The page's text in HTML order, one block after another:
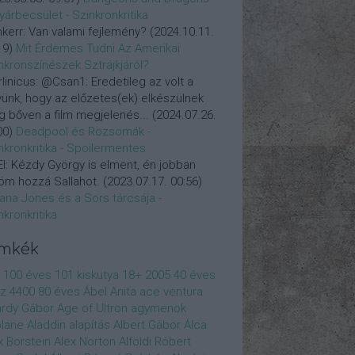
- Szinkronkritika
Van valami fejlemény? (2024.10.11.
) Mit Érdemes Tudni Az Amerikai
Sztrájkjáról?
@Csan1: Eredetileg az volt a
hogy az előzetes(ek) elkészülnek
bőven a film megjelenés... (2024.07.26.
) Deadpool és Rozsomák -
- Spoilermentes
Kézdy György is elment, én jobban
hozzá Sallahot. (2023.07.17. 00:56)
Jones és a Sors tárcsája -
100 éves 101 kiskutya 18+ 2005 40 éves
4400 80 éves Ábel Anita ace ventura
Gábor Age of Ultron agymenok
Aladdin alapítás Albert Gábor Álca
Borstein Alex Norton Alföldi Róbert